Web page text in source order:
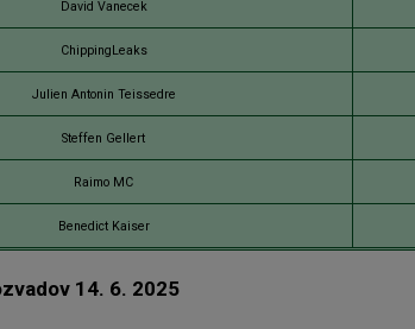
David Vanecek
ChippingLeaks
Julien Antonin Teissedre
Steffen Gellert
Raimo MC
Benedict Kaiser
14. 6. 2025